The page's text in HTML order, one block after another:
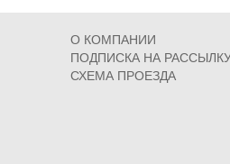
О КОМПАНИИ
ПОДПИСКА НА
СХЕМА ПРОЕЗДА